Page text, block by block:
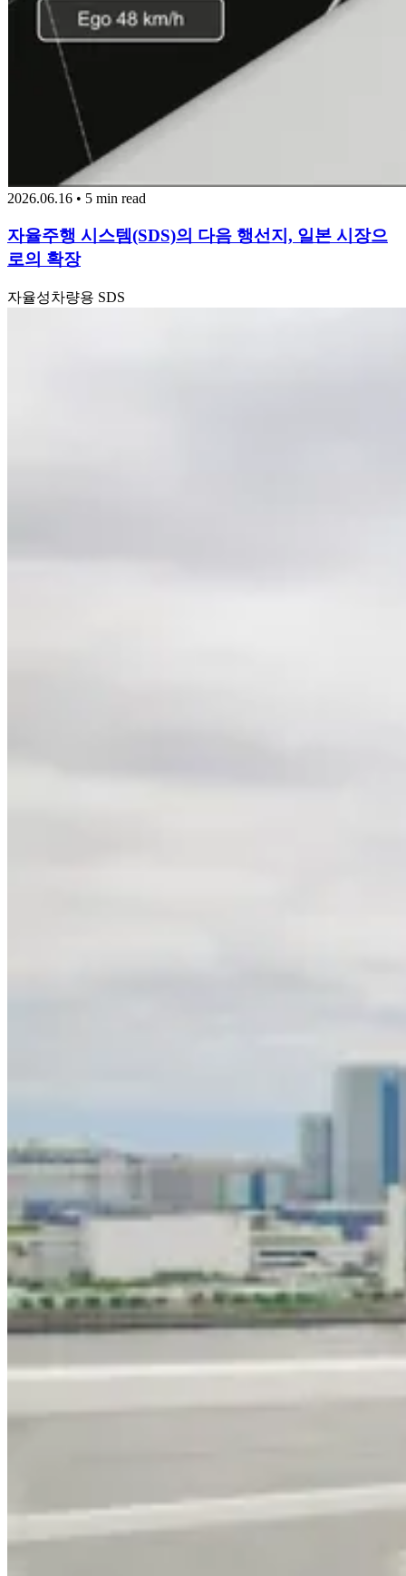
2026.06.16 • 5 min read
자율주행 시스템(SDS)의 다음 행선지, 일본 시장으
로의 확장
자율성차량용 SDS